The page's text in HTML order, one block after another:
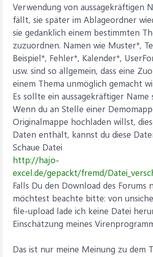
Verwendung von aussagekräftigen
fällt, sie später im Ablageordner
sie gedanklich einem bestimmten
zuzuordnen. Namen wie Muster*,
Beispiel*, Fehler*, Kalender*,
usw. sind so allgemein, dass eine
einem Thema unmöglich gemacht
Es sollte ein aussagekräftiger Name
Wenn du an Stelle einer
Originalmappe hochladen willst,
Daten enthält, kannst du diese
Schaue Datei
http://hajo-
excel.de/gepackt/fremd/
Falls Du den Download des Forums
möchtest beachte bitte: von
file-upload lade ich keine Datei
Einschätzung meines
Das ist nur meine Meinung zu dem